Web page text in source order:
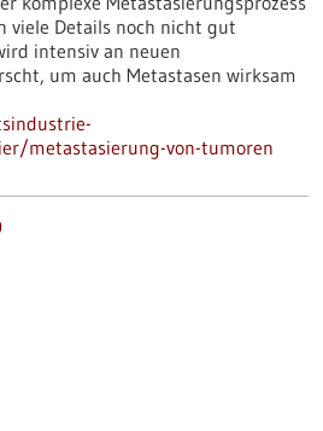
viele Details noch nicht gut
intensiv an neuen
um auch Metastasen wirksam
metastasierung-von-tumoren